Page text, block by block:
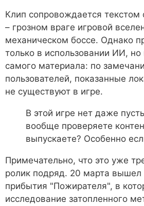
Клип сопровождается
– грозном враге игровой
механическом боссе. Однако
только в использовании ИИ, но
самого материала: по
пользователей, показанные
не существуют в игре.
В этой игре нет даже
вообще проверяете
выпускаете? Особенно
Примечательно, что это уже
ролик подряд. 20 марта вышел
прибытия "Пожирателя", в
исследование затопленного